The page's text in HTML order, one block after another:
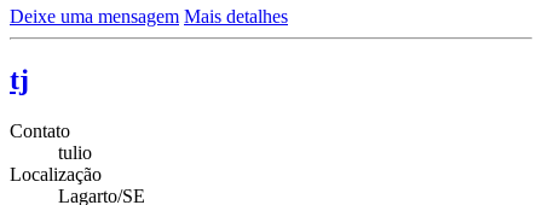
Deixe uma mensagem Mais detalhes
tj
Contato
tulio
Localização
Lagarto/SE